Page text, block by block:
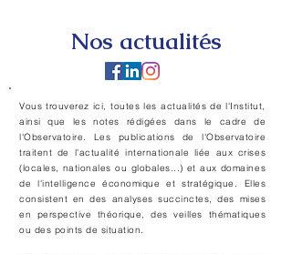
Nos actualités
Vous trouverez ici, toutes les actualités de l'Institut,
ainsi que les notes rédigées dans le cadre de
l'Observatoire. Les publications de l'Observatoire
traitent de l'actualité internationale liée aux crises
(locales, nationales ou globales...) et aux domaines
de l'intelligence économique et stratégique. Elles
consistent en des analysessuccinctes, des mises
en perspective théorique, des veilles thématiques
ou des points de situation.